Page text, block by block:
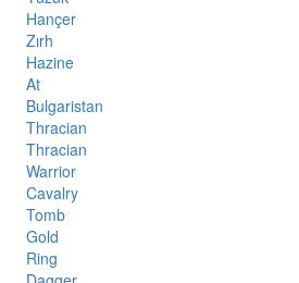
Hançer
Zırh
Hazine
At
Bulgaristan
Thracian
Thracian
Warrior
Cavalry
Tomb
Gold
Ring